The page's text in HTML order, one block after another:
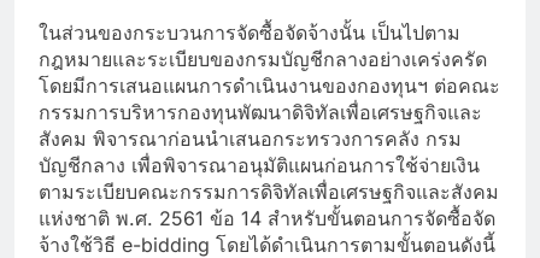
ในส่วนของกระบวนการจัดซื้อจัดจ้างนั้น เป็นไปตาม
กฎหมายและระเบียบของกรมบัญชีกลางอย่างเคร่งครัด
โดยมีการเสนอแผนการดำเนินงานของกองทุนฯ ต่อคณะ
กรรมการบริหารกองทุนพัฒนาดิจิทัลเพื่อเศรษฐกิจและ
สังคม พิจารณาก่อนนำเสนอกระทรวงการคลัง กรม
บัญชีกลาง เพื่อพิจารณาอนุมัติแผนก่อนการใช้จ่ายเงิน
ตามระเบียบคณะกรรมการดิจิทัลเพื่อเศรษฐกิจและสังคม
แห่งชาติ พ.ศ. 2561 ข้อ 14 สำหรับขั้นตอนการจัดซื้อจัด
จ้างใช้วิธี e-bidding โดยได้ดำเนินการตามขั้นตอนดังนี้